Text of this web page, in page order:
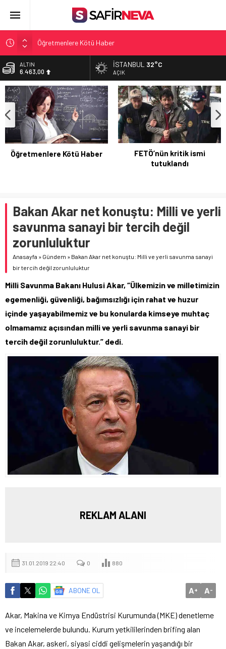
Öğretmenlere Kötü Haber
FETÖ’nün kritik ismi tutuklandı
Son dakika… İstanbul’da trafik felç
Yunanistan Başbakanı Çipras Türkiye’ye gelecek
Açlık Sınırı Açıklandı
ALTIN
6.463,00
BİST
13.703,13
DOLAR
47,5751
EURO
İSTANBUL 32°C
AÇIK
Öğretmenlere Kötü Haber
FETÖ’nün kritik ismi
tutuklandı
Bakan Akar net konuştu: Milli ve yerli
savunma sanayi bir tercih değil
zorunluluktur
Anasayfa » Gündem » Bakan Akar net konuştu: Milli ve yerli savunma sanayi
bir tercih değil zorunluluktur
Milli Savunma Bakanı Hulusi Akar, “Ülkemizin ve milletimizin
egemenliği, güvenliği, bağımsızlığı için rahat ve huzur
içinde yaşayabilmemiz ve bu konularda kimseye muhtaç
olmamamız açısından milli ve yerli savunma sanayi bir
tercih değil zorunluluktur.” dedi.
REKLAM ALANI
31.01.2019 22:40 0 880
ABONE OL A+ A-
Akar, Makina ve Kimya Endüstrisi Kurumunda (MKE) denetleme
ve incelemelerde bulundu. Kurum yetkililerinden brifing alan
Bakan Akar, askeri, siyasi ciddi gelişmelerin yaşandığı bir